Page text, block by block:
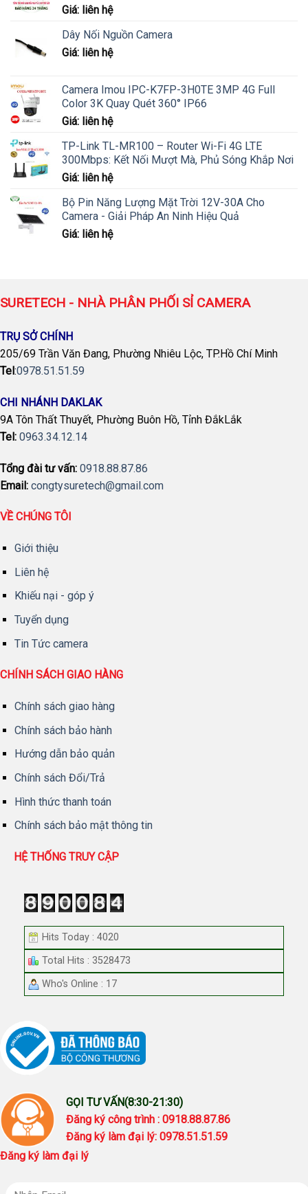
Giá: liên hệ
Dây Nối Nguồn Camera
Giá: liên hệ
Camera Imou IPC-K7FP-3H0TE 3MP 4G Full
Color 3K Quay Quét 360° IP66
Giá: liên hệ
TP-Link TL-MR100 – Router Wi-Fi 4G LTE
300Mbps: Kết Nối Mượt Mà, Phủ Sóng Khắp Nơi
Giá: liên hệ
Bộ Pin Năng Lượng Mặt Trời 12V-30A Cho
Camera - Giải Pháp An Ninh Hiệu Quả
Giá: liên hệ
SURETECH - NHÀ PHÂN PHỐI SỈ CAMERA
TRỤ SỞ CHÍNH
205/69 Trần Văn Đang, Phường Nhiêu Lộc, TP.Hồ Chí Minh
Tel:0978.51.51.59
CHI NHÁNH DAKLAK
9A Tôn Thất Thuyết, Phường Buôn Hồ, Tỉnh ĐắkLắk
Tel: 0963.34.12.14
Tổng đài tư vấn: 0918.88.87.86
Email: congtysuretech@gmail.com
VỀ CHÚNG TÔI
Giới thiệu
Liên hệ
Khiếu nại - góp ý
Tuyển dụng
Tin Tức camera
CHÍNH SÁCH GIAO HÀNG
Chính sách giao hàng
Chính sách bảo hành
Hướng dẫn bảo quản
Chính sách Đổi/Trả
Hình thức thanh toán
Chính sách bảo mật thông tin
HỆ THỐNG TRUY CẬP
Hits Today : 4020
Total Hits : 3528473
Who's Online : 17
GỌI TƯ VẤN(8:30-21:30)
Đăng ký công trình : 0918.88.87.86
Đăng ký làm đại lý: 0978.51.51.59
Đăng ký làm đại lý